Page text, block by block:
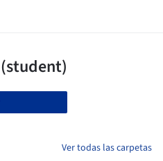
Ver todas las carpetas